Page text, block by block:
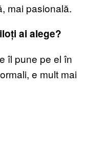
mai pasională.
ai alege?
îl pune pe el în
e mult mai